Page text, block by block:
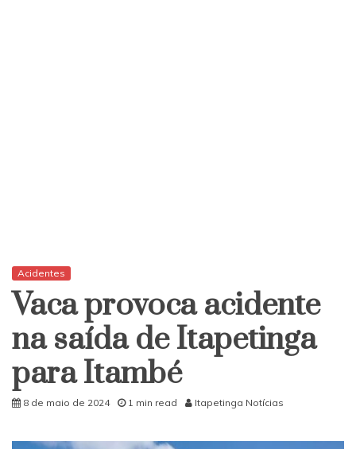
Acidentes
Vaca provoca acidente
na saída de Itapetinga
para Itambé
8 de maio de 2024 1 min read Itapetinga Notícias